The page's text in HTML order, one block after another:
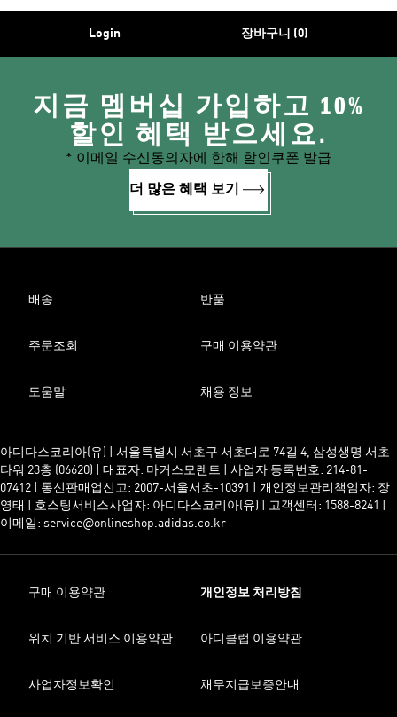
Login 장바구니 (0)
지금 멤버십 가입하고 10%
할인 혜택 받으세요.
* 이메일 수신동의자에 한해 할인쿠폰 발급
더 많은 혜택 보기
배송 반품
주문조회 구매 이용약관
도움말 채용 정보
아디다스코리아(유) | 서울특별시 서초구 서초대로 74길 4, 삼성생명 서초
타워 23층 (06620) | 대표자: 마커스모렌트 | 사업자 등록번호: 214-81-
07412 | 통신판매업신고: 2007-서울서초-10391 | 개인정보관리책임자: 장
영태 | 호스팅서비스사업자: 아디다스코리아(유) | 고객센터: 1588-8241 |
이메일: service@onlineshop.adidas.co.kr
구매 이용약관 개인정보 처리방침
위치 기반 서비스 이용약관 아디클럽 이용약관
사업자정보확인 채무지급보증안내